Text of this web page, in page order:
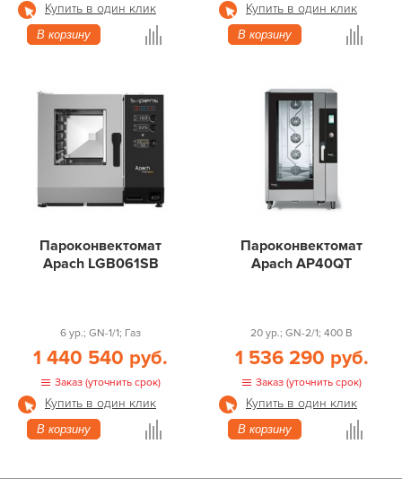
Купить в один клик
В корзину
Купить в один клик
В корзину
Пароконвектомат
Apach LGB061SB
6 ур.; GN-1/1; Газ
1 440 540 руб.
Заказ (уточнить срок)
Купить в один клик
В корзину
Пароконвектомат
Apach AP40QT
20 ур.; GN-2/1; 400 В
1 536 290 руб.
Заказ (уточнить срок)
Купить в один клик
В корзину